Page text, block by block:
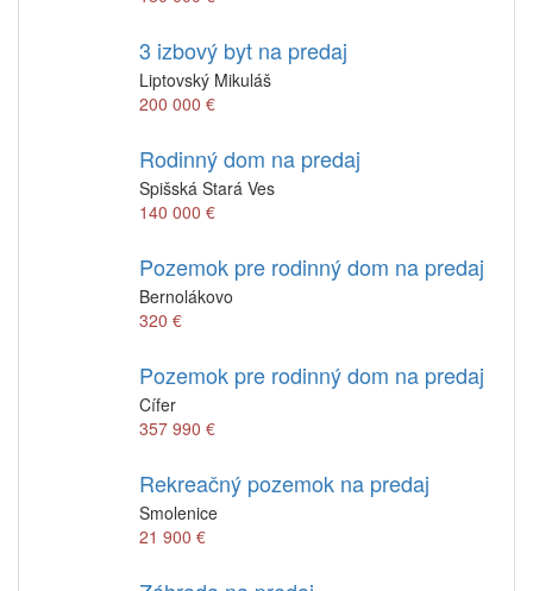
3 izbový byt na predaj
Liptovský Mikuláš
200 000 €
Rodinný dom na predaj
Spišská Stará Ves
140 000 €
Pozemok pre rodinný dom na predaj
Bernolákovo
320 €
Pozemok pre rodinný dom na predaj
Cífer
357 990 €
Rekreačný pozemok na predaj
Smolenice
21 900 €